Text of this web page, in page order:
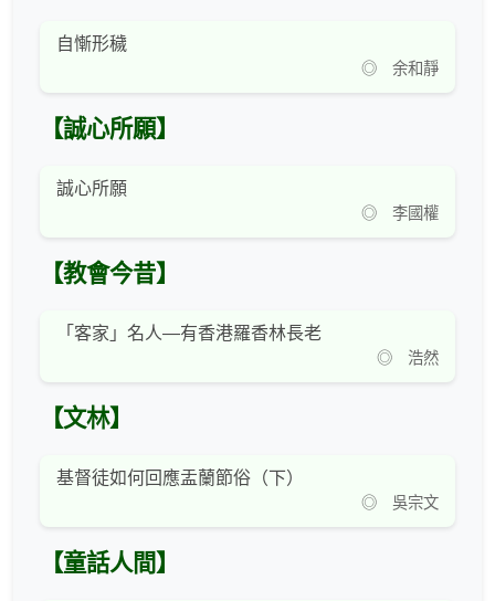
自慚形穢
◎ 余和靜
【誠心所願】
誠心所願
◎ 李國權
【教會今昔】
「客家」名人—有香港羅香林長老
◎ 浩然
【文林】
基督徒如何回應盂蘭節俗（下）
◎ 吳宗文
【童話人間】